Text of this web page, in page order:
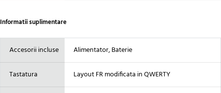
Informatii suplimentare
Accesorii incluse Alimentator, Baterie
Tastatura Layout FR modificata in QWERTY